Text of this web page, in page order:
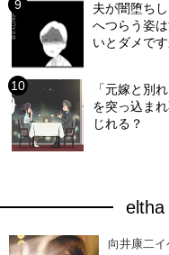
夫が闇堕ち
へつらう姿
いとダメです
「元嫁と別
を突っ込ま
じれる？
eltha
向井康二イ